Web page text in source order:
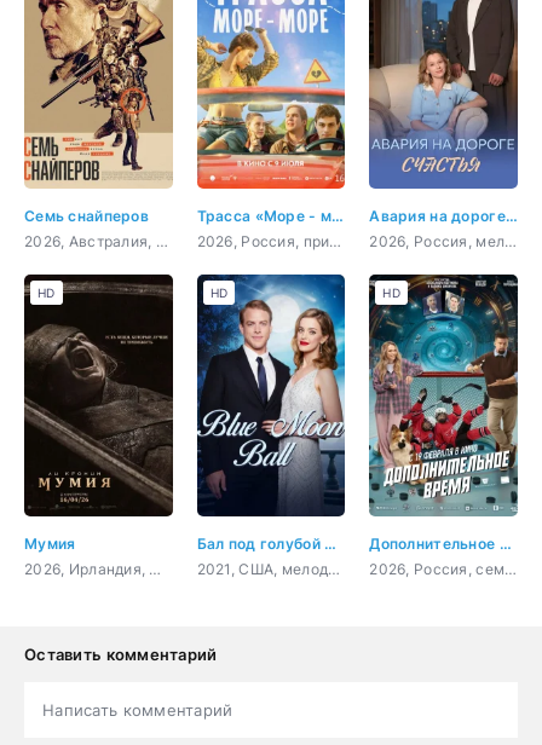
Семь снайперов
2026, Австралия, боевик, триллер
Трасса «Море - море»
2026, Россия, приключения, комедия, мелодрама
Авария на дороге счастья
2026, Россия, мелодрама
Мумия
2026, Ирландия, США, ужасы
HD
Бал под голубой луной
2021, США, мелодрама
HD
Дополнительное время
2026, Россия, семейный, приключения, спорт, фантастика
HD
Оставить комментарий
Написать комментарий